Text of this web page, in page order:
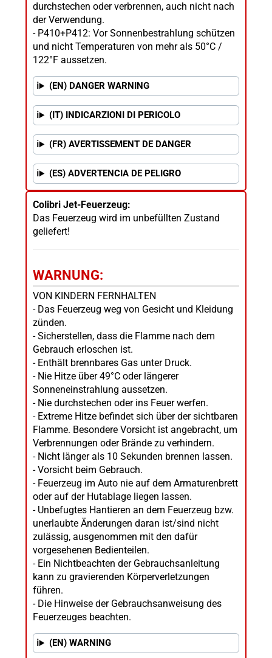
durchstechen oder verbrennen, auch nicht nach
der Verwendung.
- P410+P412: Vor Sonnenbestrahlung schützen
und nicht Temperaturen von mehr als 50°C /
122°F aussetzen.
(EN) DANGER WARNING
(IT) INDICARZIONI DI PERICOLO
(FR) AVERTISSEMENT DE DANGER
(ES) ADVERTENCIA DE PELIGRO
Colibri Jet-Feuerzeug:
Das Feuerzeug wird im unbefüllten Zustand
geliefert!
WARNUNG:
VON KINDERN FERNHALTEN
- Das Feuerzeug weg von Gesicht und Kleidung
zünden.
- Sicherstellen, dass die Flamme nach dem
Gebrauch erloschen ist.
- Enthält brennbares Gas unter Druck.
- Nie Hitze über 49°C oder längerer
Sonneneinstrahlung aussetzen.
- Nie durchstechen oder ins Feuer werfen.
- Extreme Hitze befindet sich über der sichtbaren
Flamme. Besondere Vorsicht ist angebracht, um
Verbrennungen oder Brände zu verhindern.
- Nicht länger als 10 Sekunden brennen lassen.
- Vorsicht beim Gebrauch.
- Feuerzeug im Auto nie auf dem Armaturenbrett
oder auf der Hutablage liegen lassen.
- Unbefugtes Hantieren an dem Feuerzeug bzw.
unerlaubte Änderungen daran ist/sind nicht
zulässig, ausgenommen mit den dafür
vorgesehenen Bedienteilen.
- Ein Nichtbeachten der Gebrauchsanleitung
kann zu gravierenden Körperverletzungen
führen.
- Die Hinweise der Gebrauchsanweisung des
Feuerzeuges beachten.
(EN) WARNING